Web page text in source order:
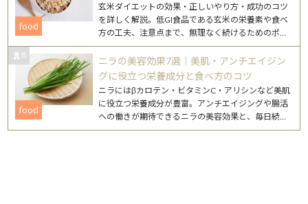
food
玄米ダイエットの効果・正しいやり方・成功のコツ
を詳しく解説。低GI食品である玄米の栄養素や食べ
方の工夫、注意点まで、無理なく続けるためのポイ
ントをまとめました。
8
ニラの美容効果7選｜美肌・アンチエイジン
グに役立つ栄養成分と食べ方のコツ
food
ニラにはβカロテン・ビタミンC・アリシンなど美肌
に役立つ栄養成分が豊富。アンチエイジングや腸活
への働きが期待できるニラの美容効果と、毎日続け
やすいレシピを詳しく紹介します。